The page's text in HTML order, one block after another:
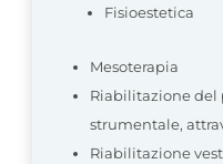
Fisioestetica
Mesoterapia
Riabilitazione
strumentale,
Riabilitazione